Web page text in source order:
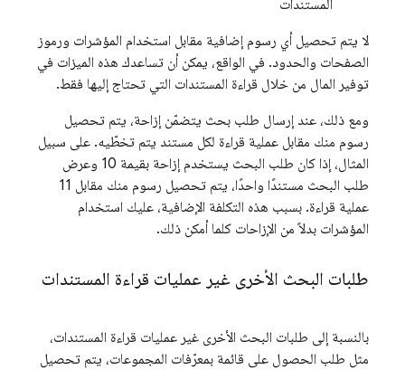
المستندات
لا يتم تحصيل أي رسوم إضافية مقابل استخدام المؤشرات ورموز
الصفحات والحدود. في الواقع، يمكن أن تساعدك هذه الميزات في
توفير المال من خلال قراءة المستندات التي تحتاج إليها فقط.
ومع ذلك، عند إرسال طلب بحث يتضمّن إزاحة، يتم تحصيل
رسوم منك مقابل عملية قراءة لكل مستند يتم تخطّيه. على سبيل
المثال، إذا كان طلب البحث يستخدم إزاحة بقيمة 10 وعرض
طلب البحث مستندًا واحدًا، يتم تحصيل رسوم منك مقابل 11
عملية قراءة. بسبب هذه التكلفة الإضافية، عليك استخدام
المؤشرات بدلاً من الإزاحات كلما أمكن ذلك.
طلبات البحث الأخرى غير عمليات قراءة المستندات
بالنسبة إلى طلبات البحث الأخرى غير عمليات قراءة المستندات،
مثل طلب الحصول على قائمة بمعرّفات المجموعات، يتم تحصيل